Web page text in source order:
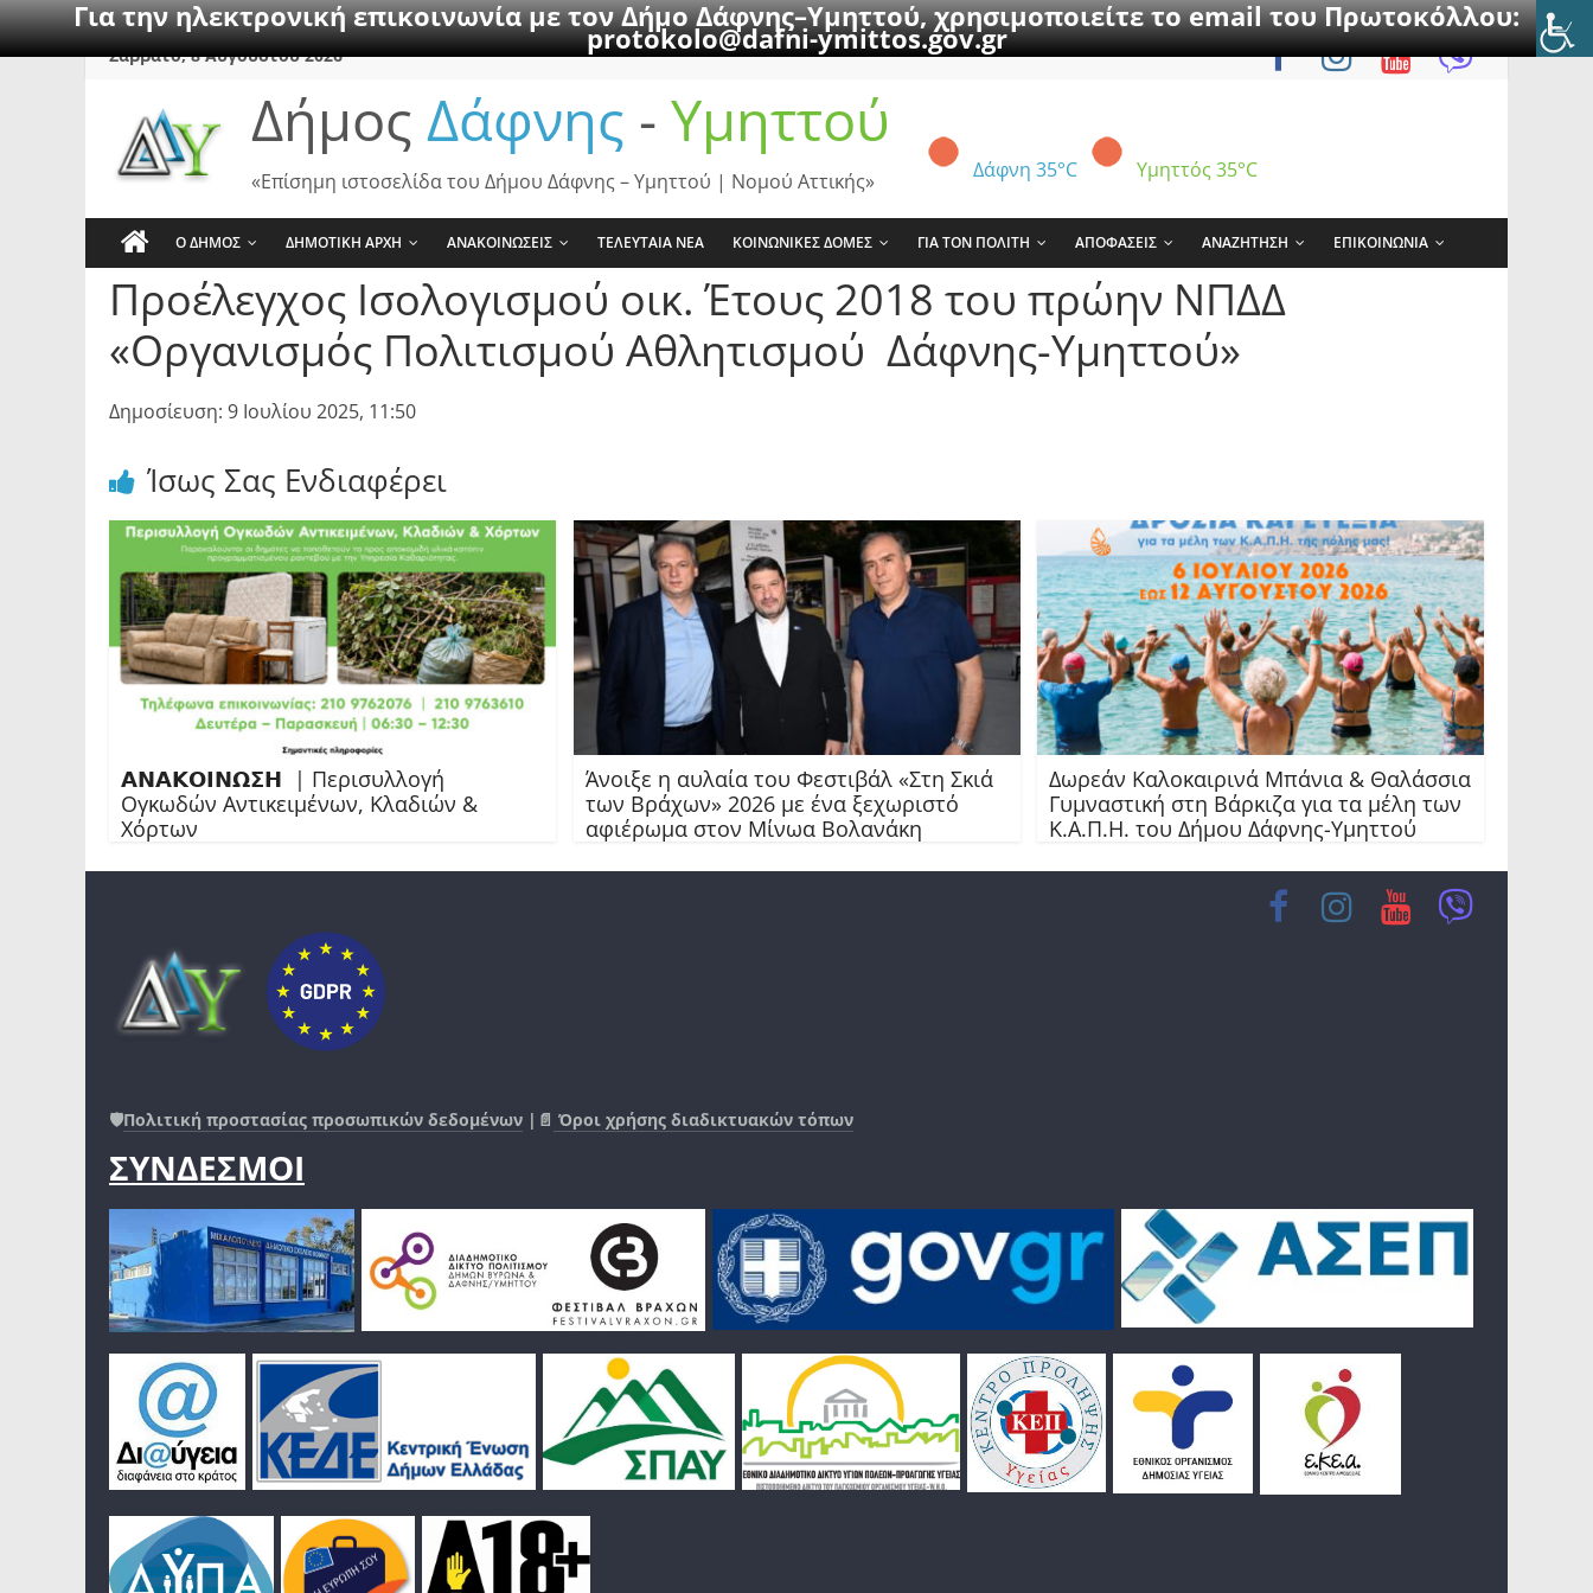
Για την ηλεκτρονική επικοινωνία με τον Δήμο Δάφνης–Υμηττού, χρησιμοποιείτε το email του Πρωτοκόλλου:
protokolo@dafni-ymittos.gov.gr
SkipΣάββατο, 8 Αυγούστου 2026
Δήμος Δάφνης - Υμηττού
Δάφνη 35°C Υμηττός 35°C
«Επίσημη ιστοσελίδα του Δήμου Δάφνης – Υμηττού | Νομού Αττικής»
Ο ΔΗΜΟΣ ΔΗΜΟΤΙΚΗ ΑΡΧΗ ΑΝΑΚΟΙΝΩΣΕΙΣ ΤΕΛΕΥΤΑΙΑ ΝΕΑ ΚΟΙΝΩΝΙΚΕΣ ΔΟΜΕΣ ΓΙΑ ΤΟΝ ΠΟΛΙΤΗ ΑΠΟΦΑΣΕΙΣ ΑΝΑΖΗΤΗΣΗ ΕΠΙΚΟΙΝΩΝΙΑ
Προέλεγχος Ισολογισμού οικ. Έτους 2018 του πρώην ΝΠΔΔ
«Οργανισμός Πολιτισμού Αθλητισμού Δάφνης-Υμηττού»
Δημοσίευση: 9 Ιουλίου 2025, 11:50
Ίσως Σας Ενδιαφέρει
𝝖𝝢𝝖𝝟𝝤𝝞𝝢𝝮𝝨𝝜 | Περισυλλογή
Ογκωδών Αντικειμένων, Κλαδιών &
Χόρτων
Άνοιξε η αυλαία του Φεστιβάλ «Στη Σκιά
των Βράχων» 2026 με ένα ξεχωριστό
αφιέρωμα στον Μίνωα Βολανάκη
Δωρεάν Καλοκαιρινά Μπάνια & Θαλάσσια
Γυμναστική στη Βάρκιζα για τα μέλη των
Κ.Α.Π.Η. του Δήμου Δάφνης-Υμηττού
🛡️Πολιτική προστασίας προσωπικών δεδομένων |📄 Όροι χρήσης διαδικτυακών τόπων
ΣΥΝΔΕΣΜΟΙ